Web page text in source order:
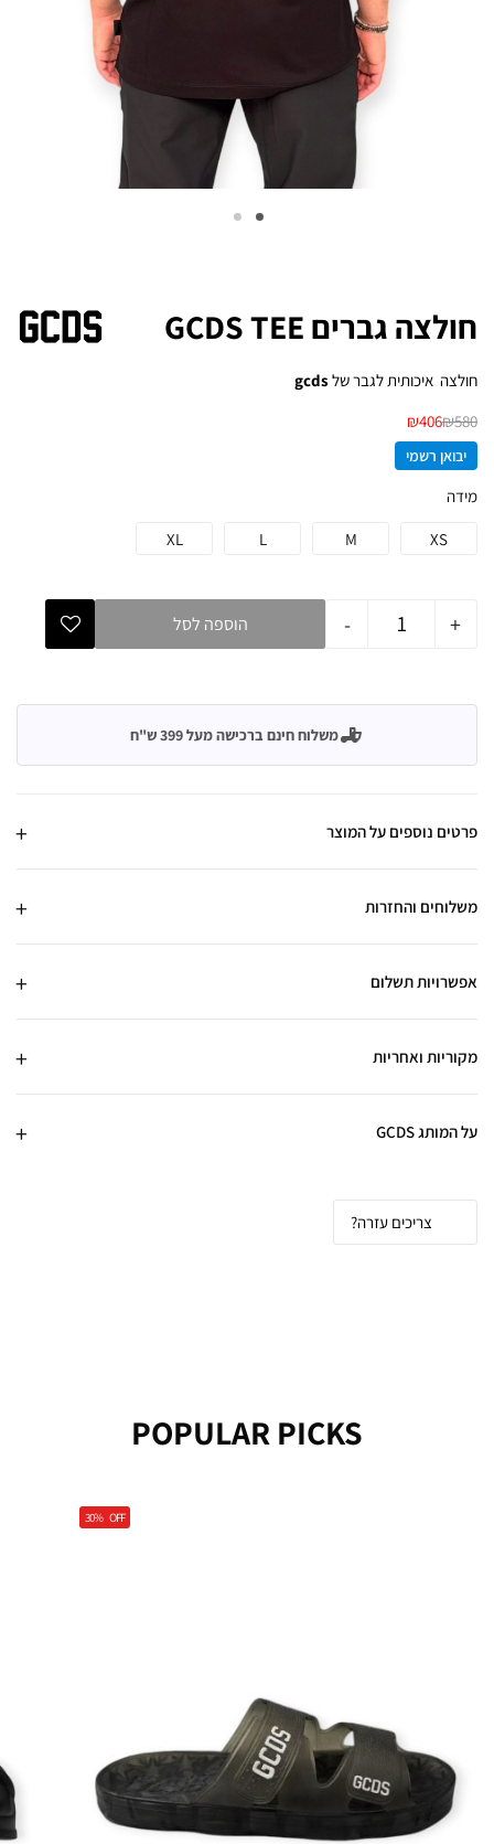
חולצה גברים GCDS TEE
חולצה איכותית לגבר שלgcds
₪580
₪406
יבואן רשמי
מידה
XS
M
L
XL
- + הוספה לסל
משלוח חינם ברכישה מעל 399 ש"ח
פרטים נוספים על המוצר
משלוחים והחזרות
אפשרויות תשלום
מקוריות ואחריות
על המותג GCDS
צריכים עזרה?
POPULAR PICKS
30% OFF